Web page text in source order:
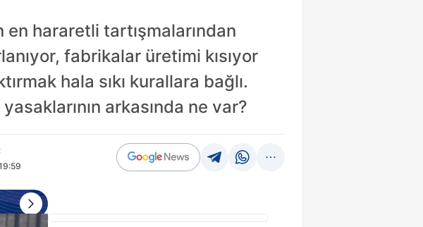
en hararetli tartışmalarından
fabrikalar üretimi kısıyor
hala sıkı kurallara bağlı.
arkasında ne var?